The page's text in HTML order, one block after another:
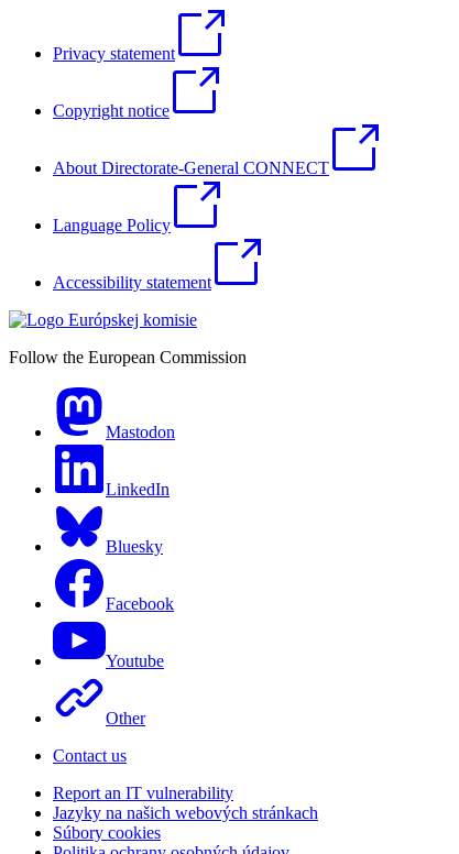
Privacy statement
Copyright notice
About Directorate-General CONNECT
Language Policy
Accessibility statement
Follow the European Commission
Mastodon
LinkedIn
Bluesky
Facebook
Youtube
Other
Contact us
Report an IT vulnerability
Jazyky na našich webových stránkach
Súbory cookies